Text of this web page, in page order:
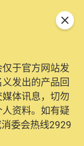
于官方网站发
发出的产品回
体讯息，切勿
资料。如有疑
委会热线2929
关闭